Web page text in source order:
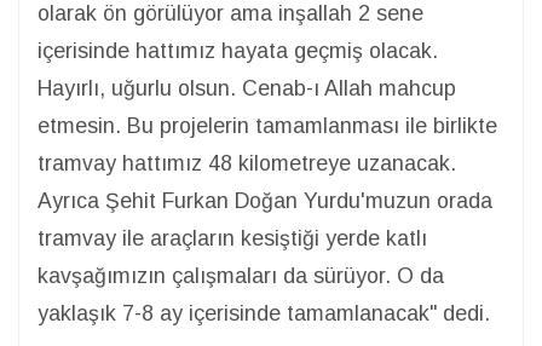
olarak ön görülüyor ama inşallah 2 sene
içerisinde hattımız hayata geçmiş olacak.
Hayırlı, uğurlu olsun. Cenab-ı Allah mahcup
etmesin. Bu projelerin tamamlanması ile birlikte
tramvay hattımız 48 kilometreye uzanacak.
Ayrıca Şehit Furkan Doğan Yurdu'muzun orada
tramvay ile araçların kesiştiği yerde katlı
kavşağımızın çalışmaları da sürüyor. O da
yaklaşık 7-8 ay içerisinde tamamlanacak" dedi.